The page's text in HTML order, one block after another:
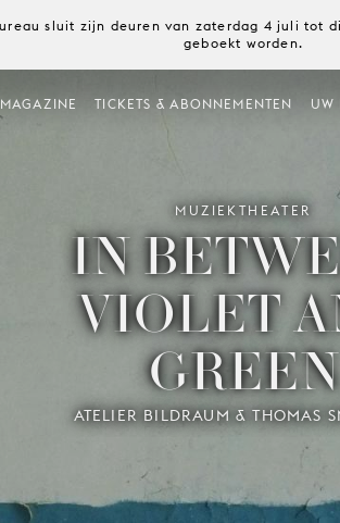
sluit zijn deuren van zaterdag 4 juli tot
geboekt worden.
MAGAZINE TICKETS & ABONNEMENTEN UW
MUZIEKTHEATER
IN
VIOLET
GREEN
ATELIER BILDRAUM & THOMAS